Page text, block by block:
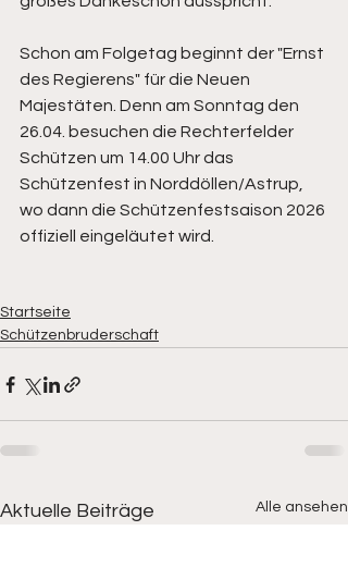
Schon am Folgetag beginnt der "Ernst
des Regierens" für die Neuen
Majestäten. Denn am Sonntag den
26.04. besuchen die Rechterfelder
Schützen um 14.00 Uhr das
Schützenfest in Norddöllen/Astrup,
wo dann die Schützenfestsaison 2026
offiziell eingeläutet wird.
Startseite
Schützenbruderschaft
Aktuelle Beiträge Alle ansehen